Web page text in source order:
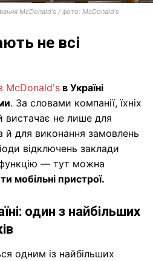
McDonald's / фото: McDonald's
не всі
McDonald's в Україні
. За словами компанії, їхніх
вистачає не лише для
й для виконання замовлень
відключень заклади
— тут можна
мобільні пристрої.
один з найбільших
одним із найбільших